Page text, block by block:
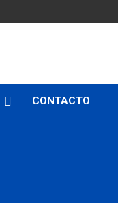
CONTACTO